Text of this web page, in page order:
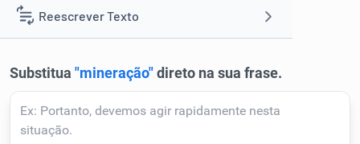
Reescrever Texto
Corrigir Texto
1 garimpo.